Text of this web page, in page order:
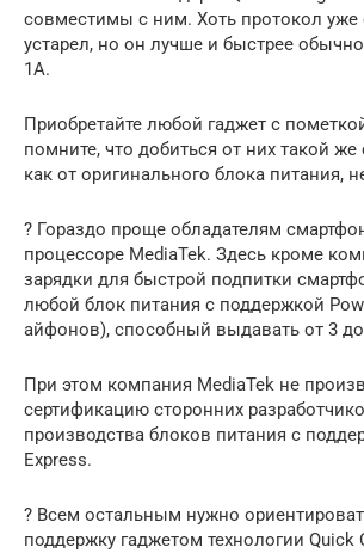
совместимы с ним. Хоть протокол уже
устарел, но он лучше и быстрее
1А.
Приобретайте любой гаджет с
помните, что добиться от них такой же
как от оригинального блока питания,
? Гораздо проще обладателям
процессоре MediaTek. Здесь кроме
зарядки для быстрой подпитки
любой блок питания с поддержкой
айфонов), способный выдавать от 3
При этом компания MediaTek не
сертификацию сторонних
производства блоков питания с
Express.
? Всем остальным нужно
поддержку гаджетом технологии Quick